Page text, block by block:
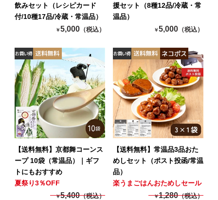
飲みセット（レシピカード
付/10種17品/冷蔵・常温品）
￥5,000 （税込）
援セット（8種12品/冷蔵・常
温品）
￥5,000 （税込）
【送料無料】京都舞コーンス
ープ 10袋（常温品）｜ギフ
トにもおすすめ
夏祭り3％OFF
￥5,400（税込）
【送料無料】常温品3品おた
めしセット（ポスト投函/常温
品）
楽うまごはんおためしセール
￥1,280（税込）